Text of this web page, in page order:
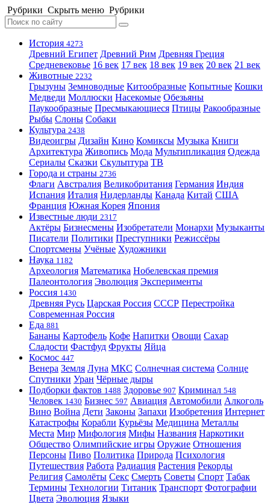
Рубрики Скрыть меню Рубрики
История 4273
Древний Египет Древний Рим Древняя Греция
Средневековье 16 век 17 век 18 век 19 век 20 век 21 век
Животные 2232
Грызуны Земноводные Китообразные Копытные Кошки
Медведи Моллюски Насекомые Обезьяны
Паукообразные Пресмыкающиеся Птицы Ракообразные
Рыбы Слоны Собаки
Культура 2438
Видеоигры Дизайн Кино Комиксы Музыка Книги
Архитектура Живопись Мода Мультипликация Одежда
Сериалы Сказки Скульптура ТВ
Города и страны 2736
Флаги Австралия Великобритания Германия Индия
Испания Италия Нидерланды Канада Китай США
Франция Южная Корея Япония
Известные люди 2317
Актёры Бизнесмены Изобретатели Монархи Музыканты
Писатели Политики Преступники Режиссёры
Спортсмены Учёные Художники
Наука 1182
Археология Математика Нобелевская премия
Палеонтология Эволюция Эксперименты
Россия 1430
Древняя Русь Царская Россия СССР Перестройка
Современная Россия
Еда 881
Бананы Картофель Кофе Напитки Овощи Сахар
Сладости Фастфуд Фрукты Яйца
Космос 447
Венера Земля Луна МКС Солнечная система Солнце
Спутники Уран Чёрные дыры
Подборки фактов 1488 Здоровье 907 Криминал 548
Человек 1430 Бизнес 597 Авиация Автомобили Алкоголь
Вино Война Дети Законы Запахи Изобретения Интернет
Катастрофы Корабли Курьёзы Медицина Металлы
Места Мир Мифология Мифы Названия Наркотики
Общество Олимпийские игры Оружие Отношения
Персоны Пиво Политика Природа Психология
Путешествия Работа Радиация Растения Рекорды
Религия Самолёты Секс Смерть Советы Спорт Табак
Термины Технологии Титаник Транспорт Фотографии
Цвета Эволюция Языки